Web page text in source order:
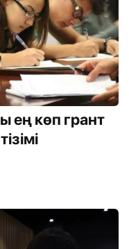
ең көп грант